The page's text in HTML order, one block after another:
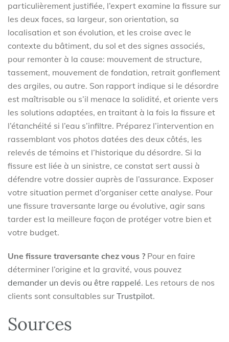
particulièrement justifiée, l’expert examine la fissure sur
les deux faces, sa largeur, son orientation, sa
localisation et son évolution, et les croise avec le
contexte du bâtiment, du sol et des signes associés,
pour remonter à la cause: mouvement de structure,
tassement, mouvement de fondation, retrait gonflement
des argiles, ou autre. Son rapport indique si le désordre
est maîtrisable ou s’il menace la solidité, et oriente vers
les solutions adaptées, en traitant à la fois la fissure et
l’étanchéité si l’eau s’infiltre. Préparez l’intervention en
rassemblant vos photos datées des deux côtés, les
relevés de témoins et l’historique du désordre. Si la
fissure est liée à un sinistre, ce constat sert aussi à
défendre votre dossier auprès de l’assurance. Exposer
votre situation permet d’organiser cette analyse. Pour
une fissure traversante large ou évolutive, agir sans
tarder est la meilleure façon de protéger votre bien et
votre budget.
Une fissure traversante chez vous ? Pour en faire
déterminer l’origine et la gravité, vous pouvez
demander un devis ou être rappelé. Les retours de nos
clients sont consultables sur Trustpilot.
Sources